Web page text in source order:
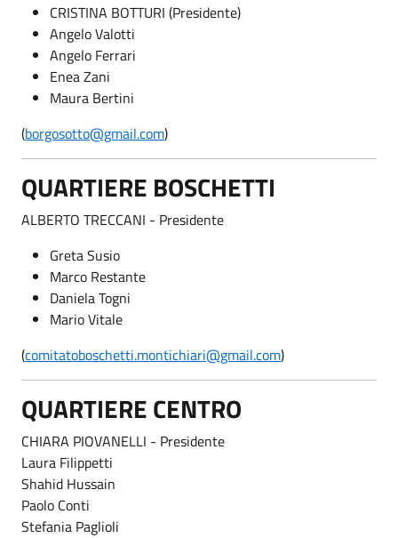
CRISTINA BOTTURI (Presidente)
Angelo Valotti
Angelo Ferrari
Enea Zani
Maura Bertini
(borgosotto@gmail.com)
QUARTIERE BOSCHETTI
ALBERTO TRECCANI - Presidente
Greta Susio
Marco Restante
Daniela Togni
Mario Vitale
(comitatoboschetti.montichiari@gmail.com)
QUARTIERE CENTRO
CHIARA PIOVANELLI - Presidente
Laura Filippetti
Shahid Hussain
Paolo Conti
Stefania Paglioli